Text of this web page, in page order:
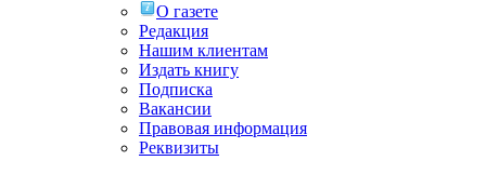
О газете
Редакция
Нашим клиентам
Издать книгу
Подписка
Вакансии
Правовая информация
Реквизиты